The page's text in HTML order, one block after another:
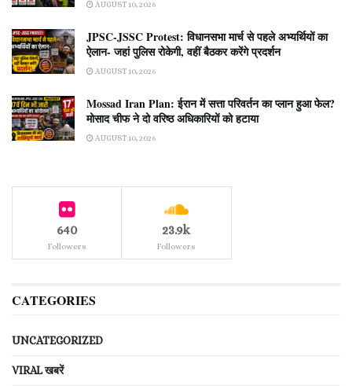
AUGUST 10, 2026
JPSC-JSSC Protest: विधानसभा मार्च से पहले अभ्यर्थियों का
ऐलान- जहां पुलिस रोकेगी, वहीं बैठकर करेंगे प्रदर्शन
AUGUST 10, 2026
Mossad Iran Plan: ईरान में सत्ता परिवर्तन का प्लान हुआ फेल?
मोसाद चीफ ने दो वरिष्ठ अधिकारियों को हटाया
AUGUST 10, 2026
640
Followers
23.9k
Followers
CATEGORIES
UNCATEGORIZED
VIRAL खबरें